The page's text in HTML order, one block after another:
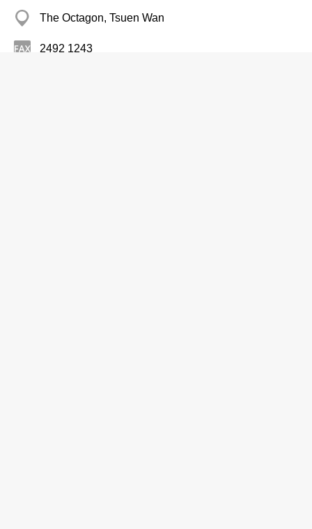
The Octagon, Tsuen Wan
2492 1243